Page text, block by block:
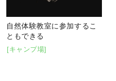
自然体験教室に参加するこ
ともできる
[キャンプ場]